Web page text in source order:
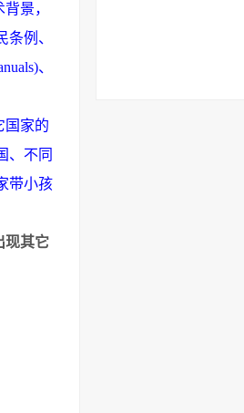
景，
例、
、
国家的
、不同
带小孩
现其它